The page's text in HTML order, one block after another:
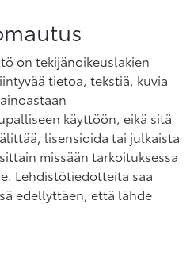
on tekijänoikeuslakien
tietoa, tekstiä, kuvia
käyttöön, eikä sitä
lisensioida tai julkaista
missään tarkoituksessa
Lehdistötiedotteita saa
edellyttäen, että lähde